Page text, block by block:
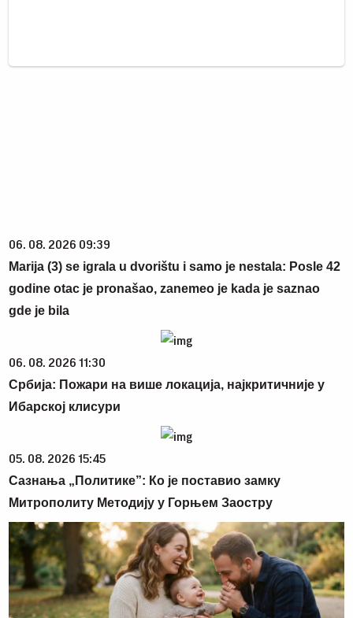
06. 08. 2026 09:39
Marija (3) se igrala u dvorištu i samo je nestala: Posle 42
godine otac je pronašao, zanemeo je kada je saznao
gde je bila
06. 08. 2026 11:30
Србија: Пожари на више локација, најкритичније у
Ибарској клисури
05. 08. 2026 15:45
Сазнања „Политике”: Ко је поставио замку
Митрополиту Методију у Горњем Заостру